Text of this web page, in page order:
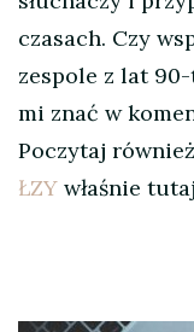
czasach. Czy
zespole z lat
mi znać w
Poczytaj
ŁZY właśnie